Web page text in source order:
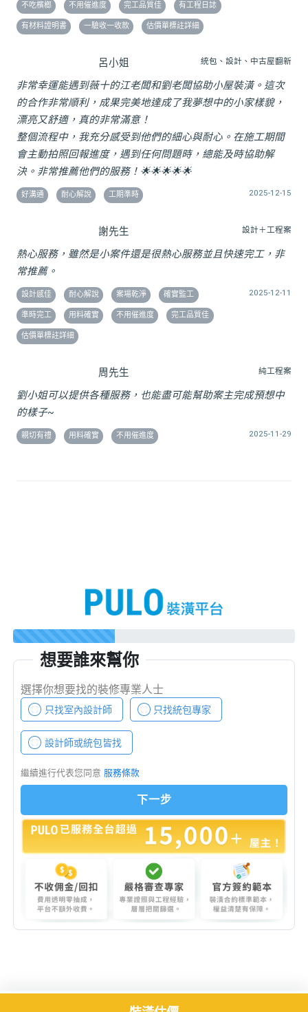
不吃檳榔 不用催進度 完工品質佳 有工程日誌
有材料證明書 一驗收一收款 估價單標註詳細
呂小姐 統包、設計、中古屋翻新
非常幸運能遇到薇十的江老闆和劉老闆協助小屋裝潢。這次
的合作非常順利，成果完美地達成了我夢想中的小家樣貌，
漂亮又舒適，真的非常滿意！
整個流程中，我充分感受到他們的細心與耐心。在施工期間
會主動拍照回報進度，遇到任何問題時，總能及時協助解
決。非常推薦他們的服務！🌟🌟🌟🌟🌟
好溝通 耐心解說 工期準時 2025-12-15
謝先生 設計＋工程案
熱心服務，雖然是小案件還是很熱心服務並且快速完工，非
常推薦。
設計感佳 耐心解說 案場乾淨 確實監工
準時完工 用料確實 不用催進度 完工品質佳
估價單標註詳細
2025-12-11
周先生 純工程案
劉小姐可以提供各種服務，也能盡可能幫助案主完成預想中
的樣子~
親切有禮 用料確實 不用催進度 2025-11-29